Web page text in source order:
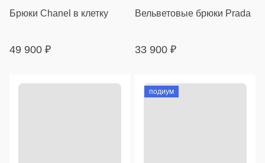
Брюки Chanel в клетку
49 900 ₽
Вельветовые брюки Prada
33 900 ₽
подиум